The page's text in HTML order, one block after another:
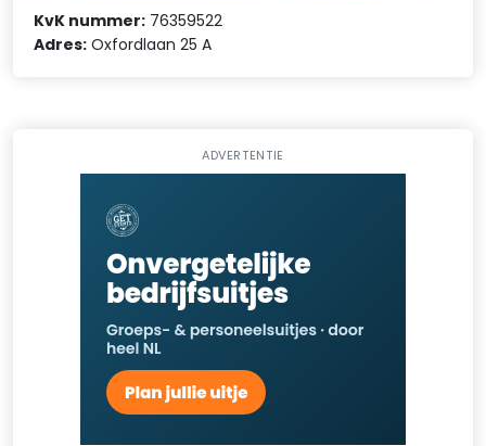
KvK nummer: 76359522
Adres: Oxfordlaan 25 A
ADVERTENTIE